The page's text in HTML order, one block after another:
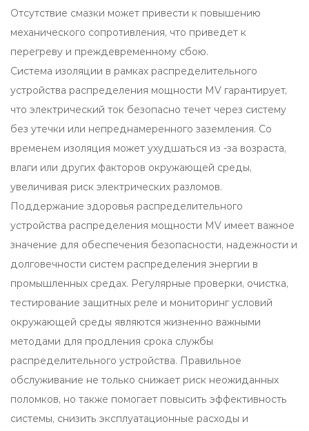
Отсутствие смазки может привести к повышению
механического сопротивления, что приведет к
перегреву и преждевременному сбою.
Система изоляции в рамках распределительного
устройства распределения мощности MV гарантирует,
что электрический ток безопасно течет через систему
без утечки или непреднамеренного заземления. Со
временем изоляция может ухудшаться из -за возраста,
влаги или других факторов окружающей среды,
увеличивая риск электрических разломов.
Поддержание здоровья распределительного
устройства распределения мощности MV имеет важное
значение для обеспечения безопасности, надежности и
долговечности систем распределения энергии в
промышленных средах. Регулярные проверки, очистка,
тестирование защитных реле и мониторинг условий
окружающей среды являются жизненно важными
методами для продления срока службы
распределительного устройства. Правильное
обслуживание не только снижает риск неожиданных
поломков, но также помогает повысить эффективность
системы, снизить эксплуатационные расходы и